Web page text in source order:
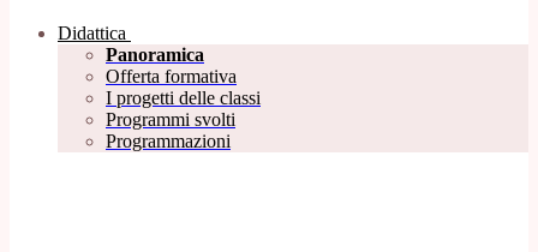
Didattica
Panoramica
Offerta formativa
I progetti delle classi
Programmi svolti
Programmazioni